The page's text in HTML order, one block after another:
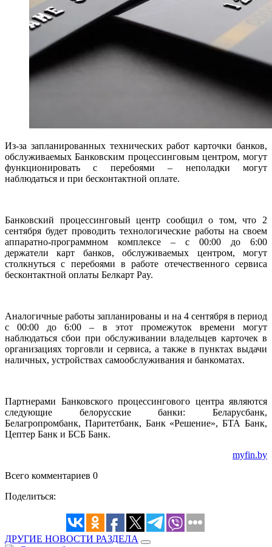
Из-за запланированных технических работ карточки банков,
обслуживаемых Банковским процессинговым центром, могут
функционировать с перебоями – неполадки могут
наблюдаться и при бесконтактной оплате.
Банковский процессинговый центр сообщил о том, что 2
сентября будет проводить технологические работы на своем
аппаратно-программном комплексе – с 00:00 до 6:00
держатели карт банков, обслуживаемых центром, могут
столкнуться с перебоями в работе отечественного сервиса
бесконтактной оплаты Белкарт Pay.
Аналогичные работы запланированы и на 4 сентября в период
с 00:00 до 6:00 – в этот промежуток времени могут
наблюдаться сбои при обслуживании владельцев карточек в
организациях торговли и сервиса, а также в пунктах выдачи
наличных, устройствах самообслуживания и банкоматах.
Партнерами Банковского процессингового центра являются
следующие белорусские банки: Беларусбанк,
Белагропромбанк, Паритетбанк, Банк «Решение», БТА Банк,
Цептер Банк и БСБ Банк.
myfin.by
Всего комментариев 0
Поделиться:
ДРУГИЕ НОВОСТИ РАЗДЕЛА